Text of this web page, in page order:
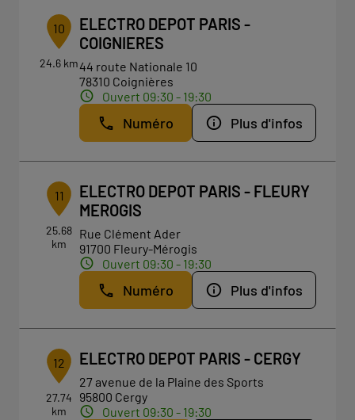
10
24.6 km
ELECTRO DEPOT PARIS -
COIGNIERES
44 route Nationale 10
78310 Coignières
Ouvert 09:30 - 19:30
Numéro Plus d'infos
11
25.68
km
ELECTRO DEPOT PARIS - FLEURY
MEROGIS
Rue Clément Ader
91700 Fleury-Mérogis
Ouvert 09:30 - 19:30
Numéro Plus d'infos
12
27.74
km
ELECTRO DEPOT PARIS - CERGY
27 avenue de la Plaine des Sports
95800 Cergy
Ouvert 09:30 - 19:30